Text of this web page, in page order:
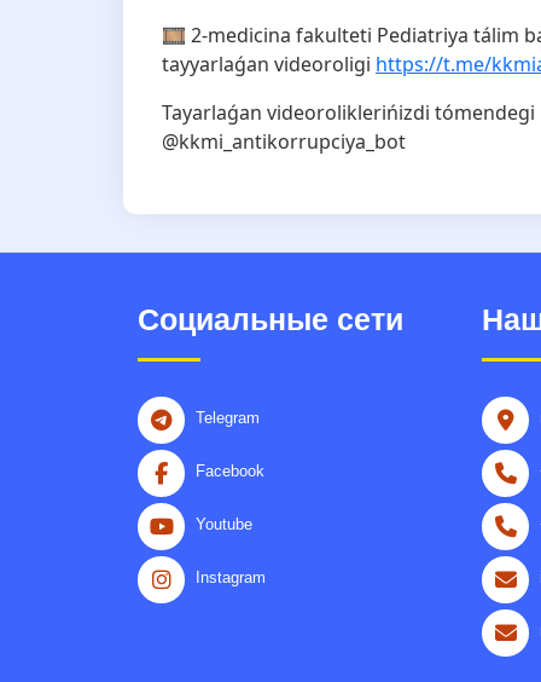
🎞 2-medicina fakulteti Pediatriya tálim
tayyarlaǵan videoroligi https://t.me/
Tayarlaǵan videoroliklerińizdi tómendegi
@kkmi_antikorrupciya_bot
Социальные сети
Telegram
Facebook
Youtube
Instagram